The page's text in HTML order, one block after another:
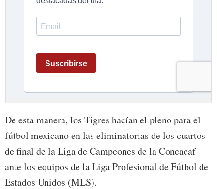
De esta manera, los Tigres hacían el pleno para el
fútbol mexicano en las eliminatorias de los cuartos
de final de la Liga de Campeones de la Concacaf
ante los equipos de la Liga Profesional de Fútbol de
Estados Unidos (MLS).